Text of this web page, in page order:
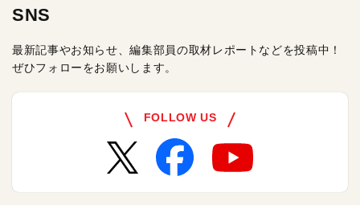
SNS
最新記事やお知らせ、編集部員の取材レポートなどを投稿中！
ぜひフォローをお願いします。
FOLLOW US